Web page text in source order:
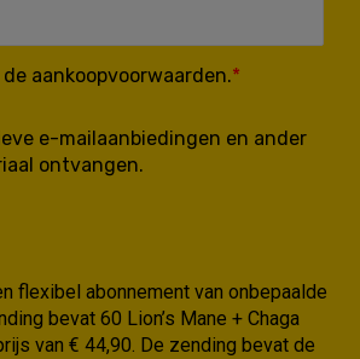
aankoopvoorwaarden.
e-mailaanbiedingen en ander
ontvangen.
flexibel abonnement van onbepaalde
bevat 60 Lion’s Mane + Chaga
van € 44,90. De zending bevat de